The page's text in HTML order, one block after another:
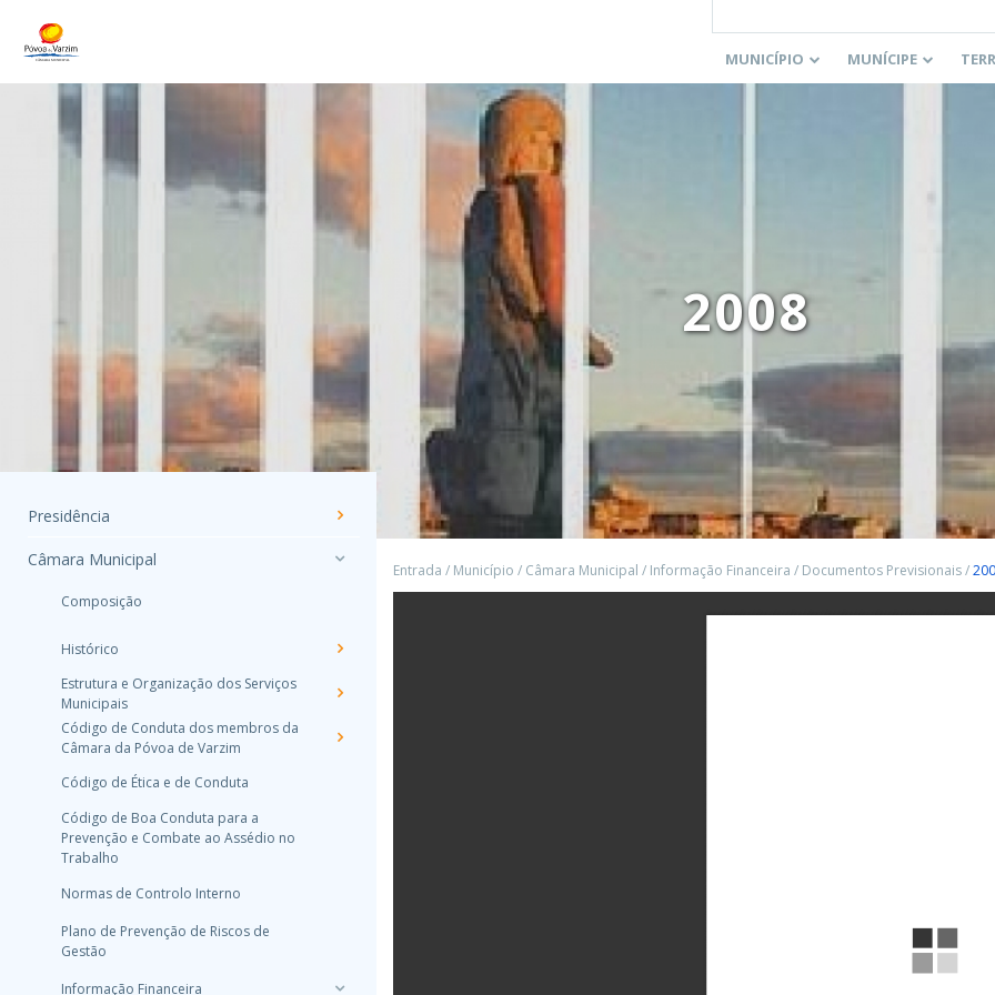
MUNICÍPIO MUNÍCIPE
2008
Presidência
Câmara Municipal
Composição
Histórico
Estrutura e Organização dos Serviços
Municipais
Código de Conduta dos membros da
Câmara da Póvoa de Varzim
Código de Ética e de Conduta
Código de Boa Conduta para a
Prevenção e Combate ao Assédio no
Trabalho
Normas de Controlo Interno
Plano de Prevenção de Riscos de
Gestão
Informação Financeira
Entrada / Município / Câmara Municipal / Informação Financeira / Documentos Previsionais/